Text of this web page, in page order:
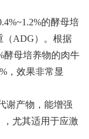
的酵母培
（ADG）。根据
酵母培养物的肉牛
，效果非常显
谢产物，能增强
尤其适用于应激